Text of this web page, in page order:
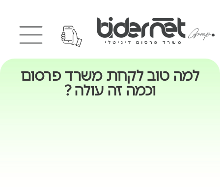
למה טוב לקחת משרד פרסום
וכמה זה עולה ?